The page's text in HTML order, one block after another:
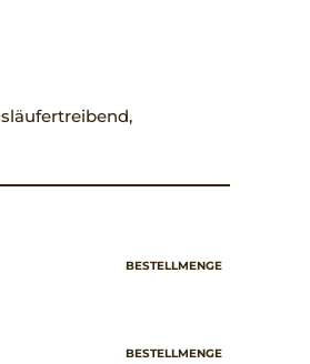
BESTELLMENGE
BESTELLMENGE